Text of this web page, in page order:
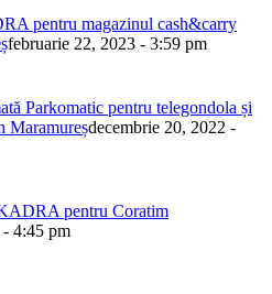
pentru magazinul cash&carry
februarie 22, 2023 - 3:59 pm
Parkomatic pentru telegondola și
Maramureșdecembrie 20, 2022 -
pentru Coratim
4:45 pm